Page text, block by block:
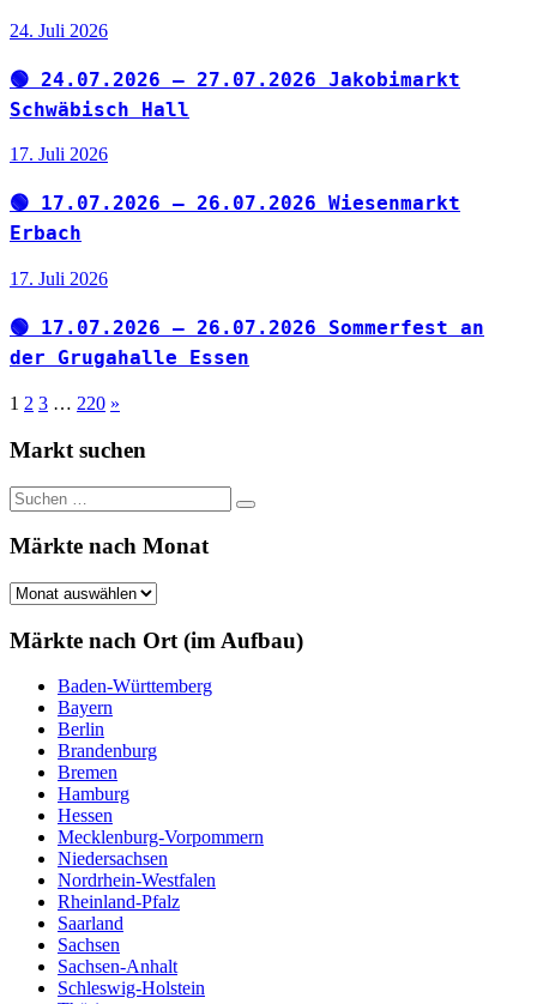
24. Juli 2026
🟢 24.07.2026 – 27.07.2026 Jakobimarkt
Schwäbisch Hall
17. Juli 2026
🟢 17.07.2026 – 26.07.2026 Wiesenmarkt
Erbach
17. Juli 2026
🟢 17.07.2026 – 26.07.2026 Sommerfest an
der Grugahalle Essen
Seitennummerierung
der
1 2 3 … 220 Nächste
»
Markt suchen
Suchen
nach:
Suchen
Märkte nach Monat
Märkte
Monat
Märkte nach Ort (im Aufbau)
Baden-Württemberg
Bayern
Berlin
Brandenburg
Bremen
Hamburg
Hessen
Mecklenburg-Vorpommern
Niedersachsen
Nordrhein-Westfalen
Rheinland-Pfalz
Saarland
Sachsen
Sachsen-Anhalt
Schleswig-Holstein